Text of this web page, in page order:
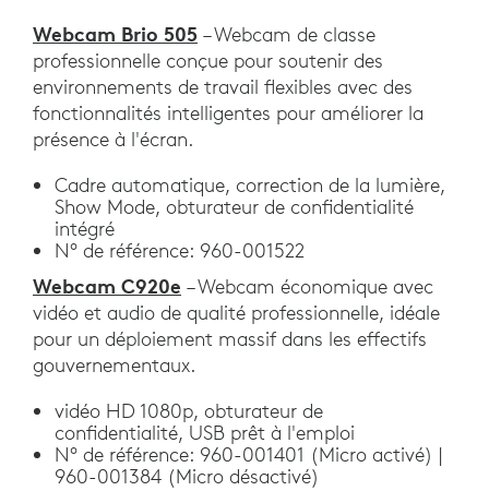
Webcam Brio 505 – Webcam de classe
professionnelle conçue pour soutenir des
environnements de travail flexibles avec des
fonctionnalités intelligentes pour améliorer la
présence à l'écran.
Cadre automatique, correction de la lumière,
Show Mode, obturateur de confidentialité
intégré
N° de référence: 960-001522
Webcam C920e – Webcam économique avec
vidéo et audio de qualité professionnelle, idéale
pour un déploiement massif dans les effectifs
gouvernementaux.
vidéo HD 1080p, obturateur de
confidentialité, USB prêt à l'emploi
N° de référence: 960-001401 (Micro activé) |
960-001384 (Micro désactivé)